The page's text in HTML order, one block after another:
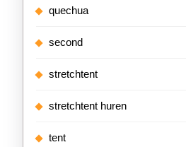
quechua
second
stretchtent
stretchtent huren
tent